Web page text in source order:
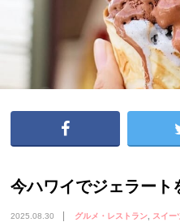
今ハワイでジェラート
2025.08.30 グルメ・レストラン スイー